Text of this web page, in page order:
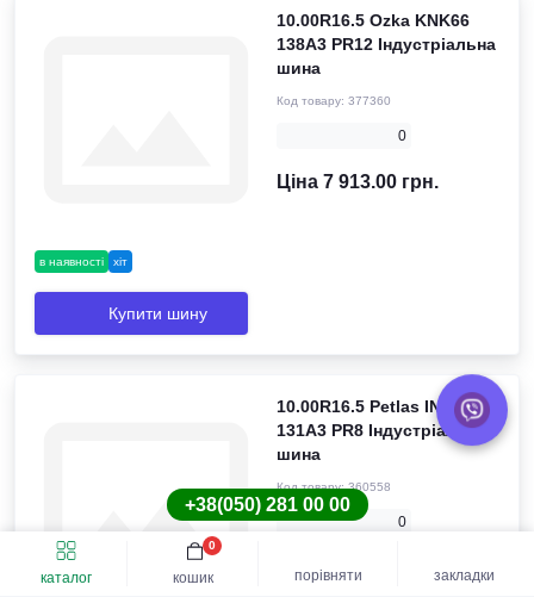
каталог порівняти закладки
кошик
0
в наявності хіт
10.00R16.5 Ozka KNK66
138A3 PR12 Індустріальна
шина
Код товару: 377360
0
Ціна 7 913.00 грн.
Купити шину
10.00R16.5 Petlas IND-15
131A3 PR8 Індустріальна
шина
Код товару:360558
0
Ціна 5 693.00 грн.
+38(050) 281 00 00